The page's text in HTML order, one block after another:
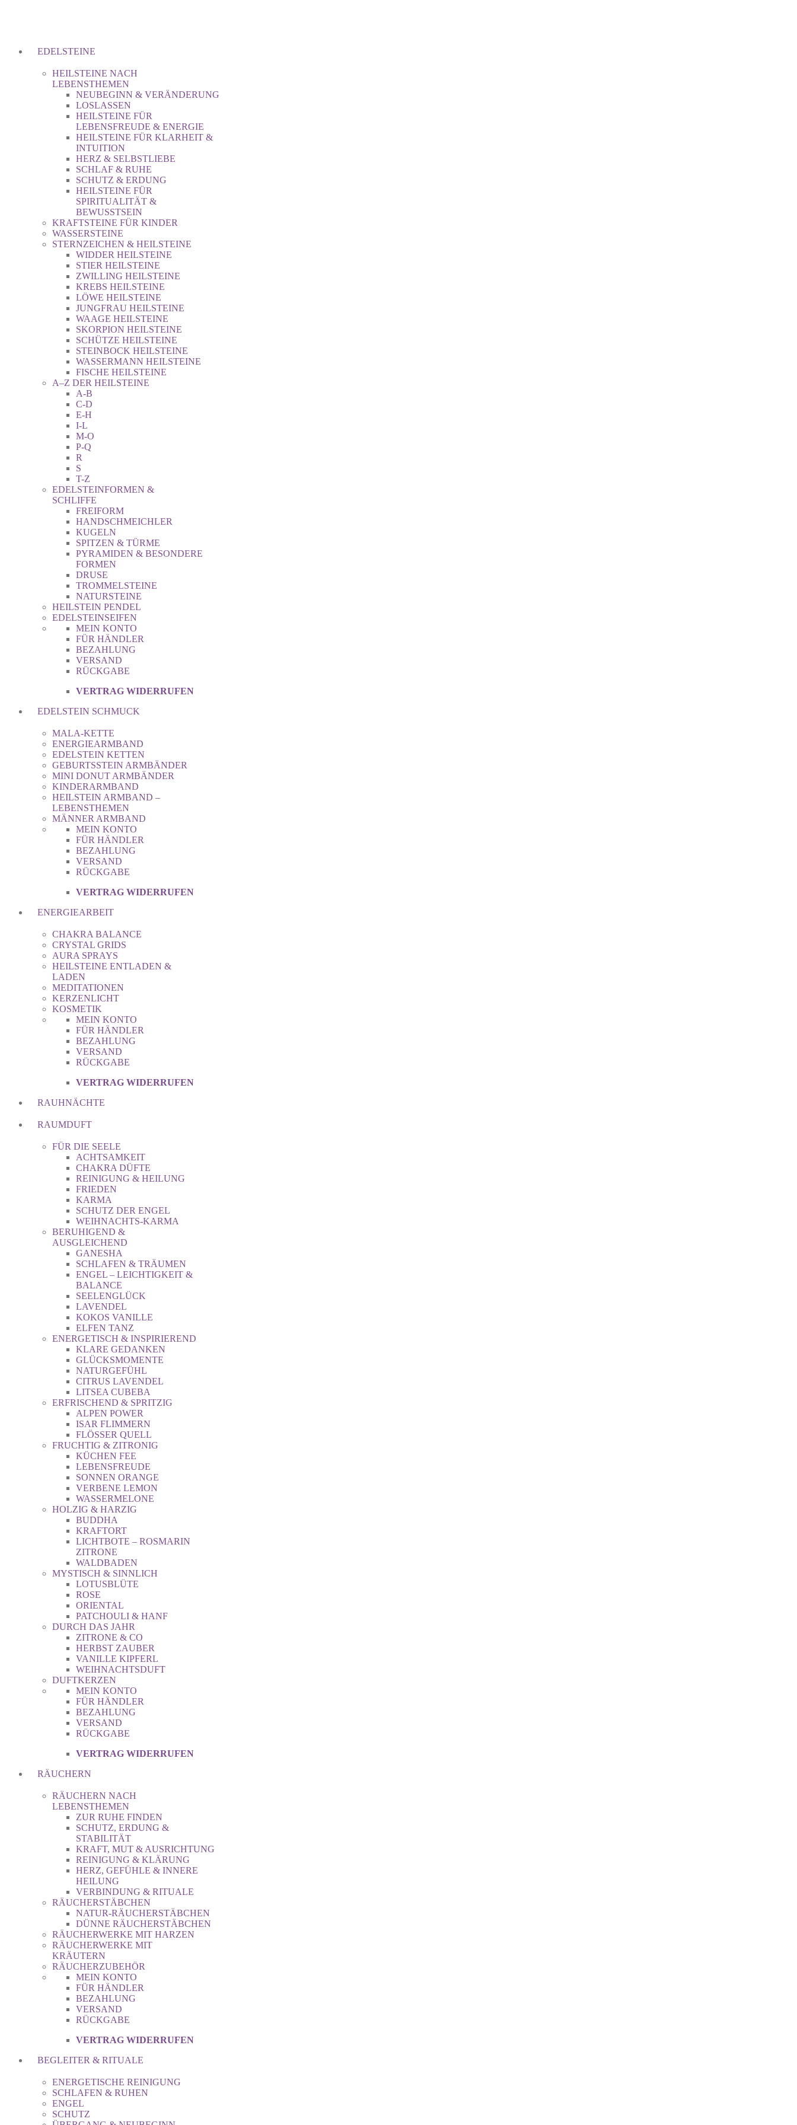
EDELSTEINE
HEILSTEINE NACH
LEBENSTHEMEN
NEUBEGINN & VERÄNDERUNG
LOSLASSEN
HEILSTEINE FÜR
LEBENSFREUDE & ENERGIE
HEILSTEINE FÜR KLARHEIT &
INTUITION
HERZ & SELBSTLIEBE
SCHLAF & RUHE
SCHUTZ & ERDUNG
HEILSTEINE FÜR
SPIRITUALITÄT &
BEWUSSTSEIN
KRAFTSTEINE FÜR KINDER
WASSERSTEINE
STERNZEICHEN & HEILSTEINE
WIDDER HEILSTEINE
STIER HEILSTEINE
ZWILLING HEILSTEINE
KREBS HEILSTEINE
LÖWE HEILSTEINE
JUNGFRAU HEILSTEINE
WAAGE HEILSTEINE
SKORPION HEILSTEINE
SCHÜTZE HEILSTEINE
STEINBOCK HEILSTEINE
WASSERMANN HEILSTEINE
FISCHE HEILSTEINE
A–Z DER HEILSTEINE
A-B
C-D
E-H
I-L
M-O
P-Q
R
S
T-Z
EDELSTEINFORMEN &
SCHLIFFE
FREIFORM
HANDSCHMEICHLER
KUGELN
SPITZEN & TÜRME
PYRAMIDEN & BESONDERE
FORMEN
DRUSE
TROMMELSTEINE
NATURSTEINE
HEILSTEIN PENDEL
EDELSTEINSEIFEN
MEIN KONTO
FÜR HÄNDLER
BEZAHLUNG
VERSAND
RÜCKGABE
VERTRAG WIDERRUFEN
EDELSTEIN SCHMUCK
MALA-KETTE
ENERGIEARMBAND
EDELSTEIN KETTEN
GEBURTSSTEIN ARMBÄNDER
MINI DONUT ARMBÄNDER
KINDERARMBAND
HEILSTEIN ARMBAND –
LEBENSTHEMEN
MÄNNER ARMBAND
MEIN KONTO
FÜR HÄNDLER
BEZAHLUNG
VERSAND
RÜCKGABE
VERTRAG WIDERRUFEN
ENERGIEARBEIT
CHAKRA BALANCE
CRYSTAL GRIDS
AURA SPRAYS
HEILSTEINE ENTLADEN &
LADEN
MEDITATIONEN
KERZENLICHT
KOSMETIK
MEIN KONTO
FÜR HÄNDLER
BEZAHLUNG
VERSAND
RÜCKGABE
VERTRAG WIDERRUFEN
RAUHNÄCHTE
RAUMDUFT
FÜR DIE SEELE
ACHTSAMKEIT
CHAKRA DÜFTE
REINIGUNG & HEILUNG
FRIEDEN
KARMA
SCHUTZ DER ENGEL
WEIHNACHTS-KARMA
BERUHIGEND &
AUSGLEICHEND
GANESHA
SCHLAFEN & TRÄUMEN
ENGEL – LEICHTIGKEIT &
BALANCE
SEELENGLÜCK
LAVENDEL
KOKOS VANILLE
ELFEN TANZ
ENERGETISCH & INSPIRIEREND
KLARE GEDANKEN
GLÜCKSMOMENTE
NATURGEFÜHL
CITRUS LAVENDEL
LITSEA CUBEBA
ERFRISCHEND & SPRITZIG
ALPEN POWER
ISAR FLIMMERN
FLÖSSER QUELL
FRUCHTIG & ZITRONIG
KÜCHEN FEE
LEBENSFREUDE
SONNEN ORANGE
VERBENE LEMON
WASSERMELONE
HOLZIG & HARZIG
BUDDHA
KRAFTORT
LICHTBOTE – ROSMARIN
ZITRONE
WALDBADEN
MYSTISCH & SINNLICH
LOTUSBLÜTE
ROSE
ORIENTAL
PATCHOULI & HANF
DURCH DAS JAHR
ZITRONE & CO
HERBST ZAUBER
VANILLE KIPFERL
WEIHNACHTSDUFT
DUFTKERZEN
MEIN KONTO
FÜR HÄNDLER
BEZAHLUNG
VERSAND
RÜCKGABE
VERTRAG WIDERRUFEN
RÄUCHERN
RÄUCHERN NACH
LEBENSTHEMEN
ZUR RUHE FINDEN
SCHUTZ, ERDUNG &
STABILITÄT
KRAFT, MUT & AUSRICHTUNG
REINIGUNG & KLÄRUNG
HERZ, GEFÜHLE & INNERE
HEILUNG
VERBINDUNG & RITUALE
RÄUCHERSTÄBCHEN
NATUR-RÄUCHERSTÄBCHEN
DÜNNE RÄUCHERSTÄBCHEN
RÄUCHERWERKE MIT HARZEN
RÄUCHERWERKE MIT
KRÄUTERN
RÄUCHERZUBEHÖR
MEIN KONTO
FÜR HÄNDLER
BEZAHLUNG
VERSAND
RÜCKGABE
VERTRAG WIDERRUFEN
BEGLEITER & RITUALE
ENERGETISCHE REINIGUNG
SCHLAFEN & RUHEN
ENGEL
SCHUTZ